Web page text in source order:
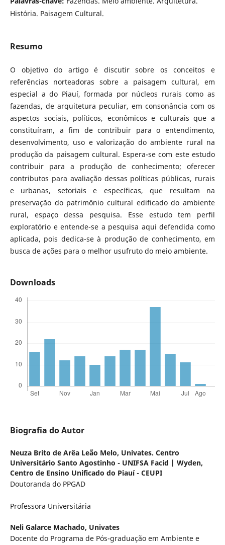
História. Paisagem Cultural.
Resumo
O objetivo do artigo é discutir sobre os conceitos e
referências norteadoras sobre a paisagem cultural, em
especial a do Piauí, formada por núcleos rurais como as
fazendas, de arquitetura peculiar, em consonância com os
aspectos sociais, políticos, econômicos e culturais que a
constituíram, a fim de contribuir para o entendimento,
desenvolvimento, uso e valorização do ambiente rural na
produção da paisagem cultural. Espera-se com este estudo
contribuir para a produção de conhecimento; oferecer
contributos para avaliação dessas políticas públicas, rurais
e urbanas, setoriais e específicas, que resultam na
preservação do patrimônio cultural edificado do ambiente
rural, espaço dessa pesquisa. Esse estudo tem perfil
exploratório e entende-se a pesquisa aqui defendida como
aplicada, pois dedica-se à produção de conhecimento, em
busca de ações para o melhor usufruto do meio ambiente.
Downloads
Biografia do Autor
Neuza Brito de Arêa Leão Melo, Univates. Centro
Universitário Santo Agostinho - UNIFSA Facid | Wyden,
Centro de Ensino Unificado do Piauí - CEUPI
Doutoranda do PPGAD
Professora Universitária
Neli Galarce Machado, Univates
Docente do Programa de Pós-graduação em Ambiente e